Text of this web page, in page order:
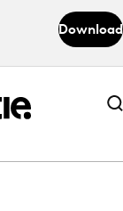
Download
Abonneer nu
Abonneer nu